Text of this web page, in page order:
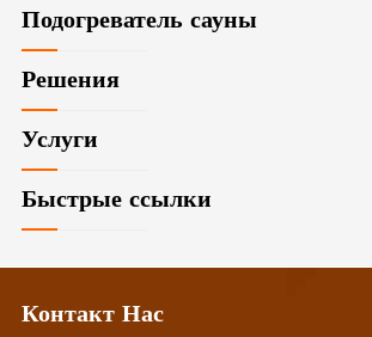
Подогреватель сауны
Решения
Услуги
Быстрые ссылки
Контакт Нас